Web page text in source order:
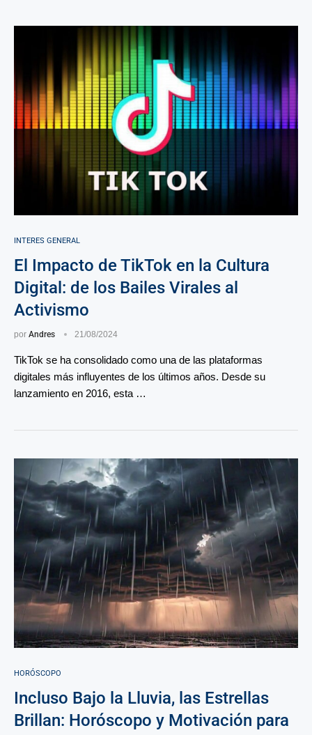
INTERES GENERAL
El Impacto de TikTok en la Cultura
Digital: de los Bailes Virales al
Activismo
por Andres 21/08/2024
TikTok se ha consolidado como una de las plataformas
digitales más influyentes de los últimos años. Desde su
lanzamiento en 2016, esta …
HORÓSCOPO
Incluso Bajo la Lluvia, las Estrellas
Brillan: Horóscopo y Motivación para